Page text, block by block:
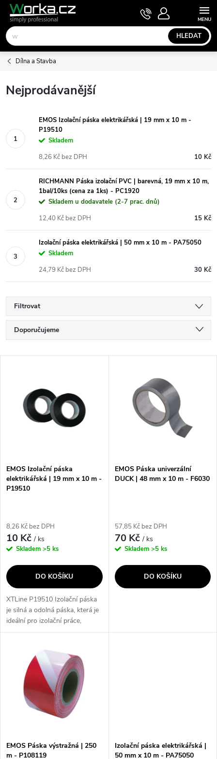
Přejít
obsah
HLEDAT
NÁKUPNÍ
KOŠÍK
Dílna a Stavba
Nejprodávanější
EMOS Izolační páska elektrikářská | 19 mm x 10 m -
P19510
Skladem
10 Kč
8,26 Kč bez DPH
RICHMANN Páska izolační PVC | barevná, 19 mm x 10 m,
1bal/10ks (cena za 1ks) - PC1920
Skladem u dodavatele (2-7 prac. dnů)
15 Kč
12,40 Kč bez DPH
Izolační páska elektrikářská | 50 mm x 10 m - PA75050
Skladem
30 Kč
24,79 Kč bez DPH
Filtrovat
Ř
a
p
o
d
u
k
t
Doporučujeme
Nejprodávanější
Abecedně
s
p
o
d
u
k
t
EMOS Izolační páska
elektrikářská | 19 mm x 10 m -
P19510
8,26 Kč bez DPH
10 Kč/ ks
Skladem >5 ks
DO KOŠÍKU
XTLine P19510 Izolační páska
je silná a odolná páska, která je
ideální pro izolační práce,
zejména v oblasti
můžete snadno a spolehlivě
izolovat...
EMOS Páska univerzální
DUCK | 48 mm x 10 m - F6030
57,85 Kč bez DPH
70 Kč/ ks
Skladem >5 ks
DO KOŠÍKU
EMOS Páska výstražná | 250
m - P108119
Izolační páska elektrikářská |
50 mm x 10 m - PA75050